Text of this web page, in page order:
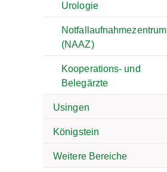
Urologie
Notfallaufnahmezentrum
(NAAZ)
Kooperations- und
Belegärzte
Usingen
Königstein
Weitere Bereiche